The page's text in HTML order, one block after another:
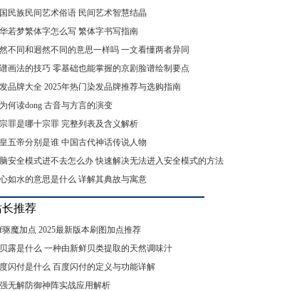
民族民间艺术俗语 民间艺术智慧结晶
若梦繁体字怎么写 繁体字书写指南
不同和迥然不同的意思一样吗 一文看懂两者异同
画法的技巧 零基础也能掌握的京剧脸谱绘制要点
品牌大全 2025年热门染发品牌推荐与选购指南
何读dong 古音与方言的演变
罪是哪十宗罪 完整列表及含义解析
五帝分别是谁 中国古代神话传说人物
安全模式进不去怎么办 快速解决无法进入安全模式的方法
如水的意思是什么 详解其典故与寓意
长推荐
驱魔加点 2025最新版本刷图加点推荐
露是什么 一种由新鲜贝类提取的天然调味汁
闪付是什么 百度闪付的定义与功能详解
无解防御神阵实战应用解析